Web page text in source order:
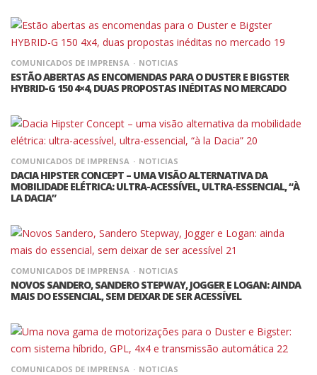
COMUNICADOS DE IMPRENSA NOTICIAS
ESTÃO ABERTAS AS ENCOMENDAS PARA O DUSTER E BIGSTER
HYBRID-G 150 4×4, DUAS PROPOSTAS INÉDITAS NO MERCADO
COMUNICADOS DE IMPRENSA NOTICIAS
DACIA HIPSTER CONCEPT – UMA VISÃO ALTERNATIVA DA
MOBILIDADE ELÉTRICA: ULTRA-ACESSÍVEL, ULTRA-ESSENCIAL, “À
LA DACIA”
COMUNICADOS DE IMPRENSA NOTICIAS
NOVOS SANDERO, SANDERO STEPWAY, JOGGER E LOGAN: AINDA
MAIS DO ESSENCIAL, SEM DEIXAR DE SER ACESSÍVEL
COMUNICADOS DE IMPRENSA NOTICIAS